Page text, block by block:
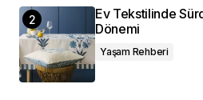
Ev Tekstilinde
Dönemi
Yaşam Rehberi